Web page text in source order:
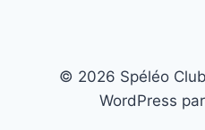
© 2026 Spéléo
WordPress par